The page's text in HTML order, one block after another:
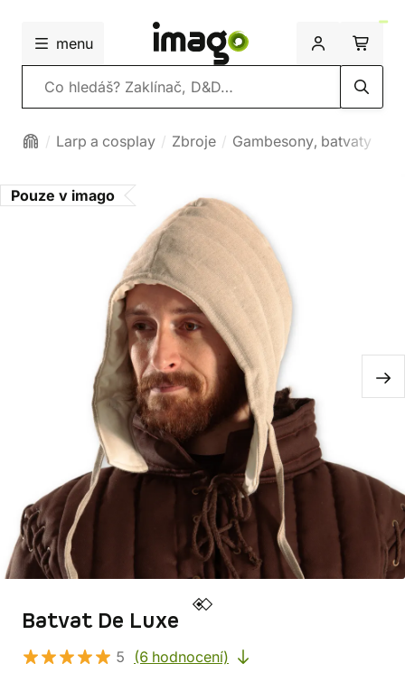
menu
Vyhledávání
Larp a cosplay Zbroje Gambesony, batvaty
Pouze v imago
Batvat De Luxe
5 (6 hodnocení)